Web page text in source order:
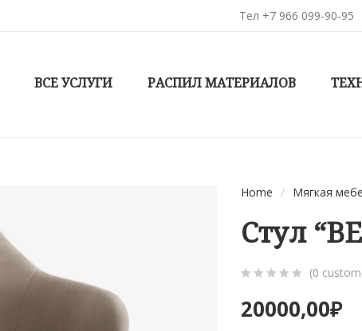
Тел +7 966 099-90-95
ВСЕ УСЛУГИ РАСПИЛ МАТЕРИАЛОВ
Home / Мягкая
Стул
out
(0
20000,00₽